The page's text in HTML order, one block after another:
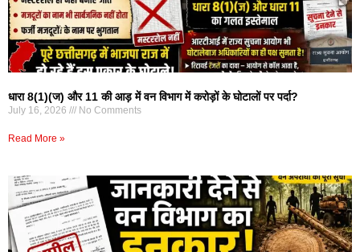
धारा 8(1)(ज) और 11 की आड़ में वन विभाग में करोड़ों के घोटालों पर पर्दा?
July 16, 2026 No Comments
Read More »